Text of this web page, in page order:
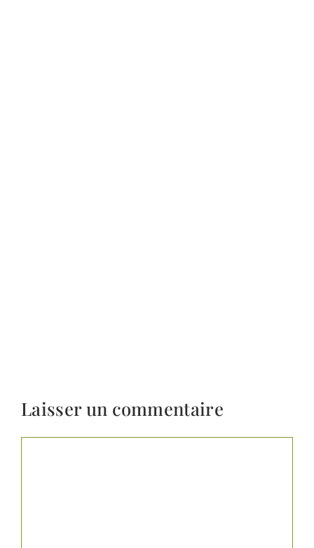
Laisser un commentaire